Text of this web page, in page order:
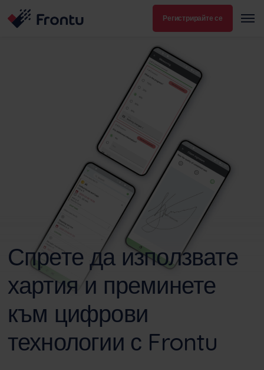
Регистрирайте се
Спрете да използвате
хартия и преминете
към цифрови
технологии с Frontu